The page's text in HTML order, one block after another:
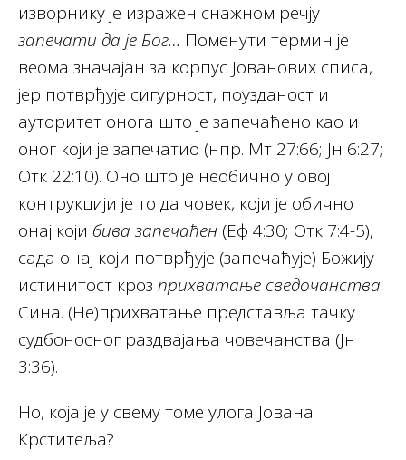
изворнику је изражен снажном речју
запечати да је Бог… Поменути термин је
веома значајан за корпус Јованових списа,
јер потврђује сигурност, поузданост и
ауторитет онога што је запечаћено као и
оног који је запечатио (нпр. Мт 27:66; Јн 6:27;
Отк 22:10). Оно што је необично у овој
контрукцији је то да човек, који је обично
онај који бива запечаћен (Eф 4:30; Oтк 7:4-5),
сада онај који потврђује (запечаћује) Божију
истинитост кроз прихватање сведочанства
Сина. (Не)прихватање представља тачку
судбоносног раздвајања човечанства (Јн
3:36).
Но, која је у свему томе улога Јована
Крститеља?